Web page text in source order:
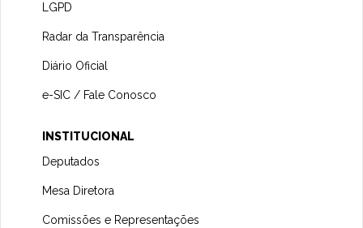
LGPD
Radar da Transparência
Diário Oficial
e-SIC / Fale Conosco
INSTITUCIONAL
Deputados
Mesa Diretora
Comissões e Representações